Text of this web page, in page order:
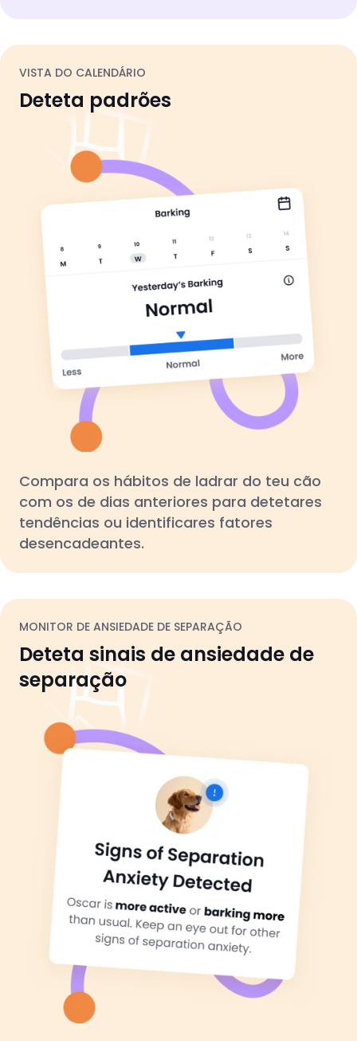
VISTA DO CALENDÁRIO
Deteta padrões
Compara os hábitos de ladrar do teu cão
com os de dias anteriores para detetares
tendências ou identificares fatores
desencadeantes.
MONITOR DE ANSIEDADE DE SEPARAÇÃO
Deteta sinais de ansiedade de
separação